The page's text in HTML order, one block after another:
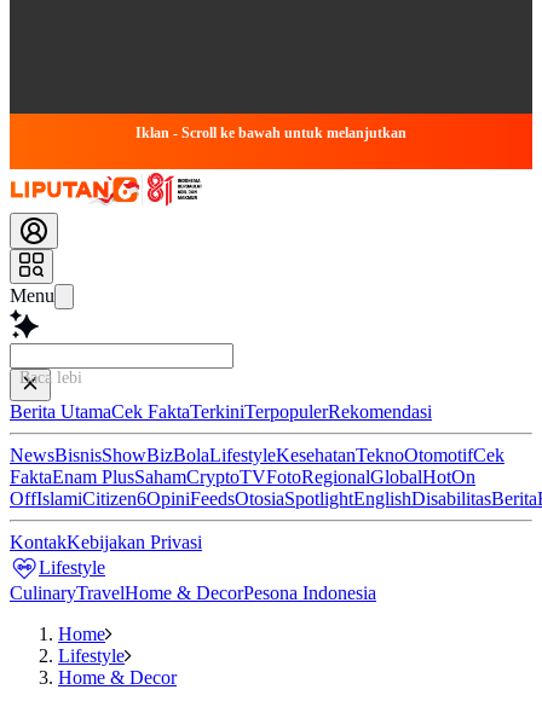
Iklan - Scroll ke bawah untuk melanjutkan
Menu
Baca lebih cepat...
Berita UtamaCek FaktaTerkiniTerpopulerRekomendasi
NewsBisnisShowBizBolaLifestyleKesehatanTeknoOtomotifCek
FaktaEnam PlusSahamCryptoTVFotoRegionalGlobalHotOn
OffIslamiCitizen6OpiniFeedsOtosiaSpotlightEnglishDisabilitasBerita
KontakKebijakan Privasi
Lifestyle
CulinaryTravelHome & DecorPesona Indonesia
Home
Lifestyle
Home & Decor